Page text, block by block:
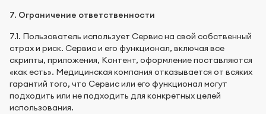
7. Ограничение ответственности
7.1. Пользователь использует Сервис на свой собственный
страх и риск. Сервис и его функционал, включая все
скрипты, приложения, Контент, оформление поставляются
«как есть». Медицинская компания отказывается от всяких
гарантий того, что Сервис или его функционал могут
подходить или не подходить для конкретных целей
использования.